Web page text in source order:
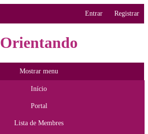
Entrar Registrar
Orientando
Mostrar menu
Início
Portal
Lista de Membres